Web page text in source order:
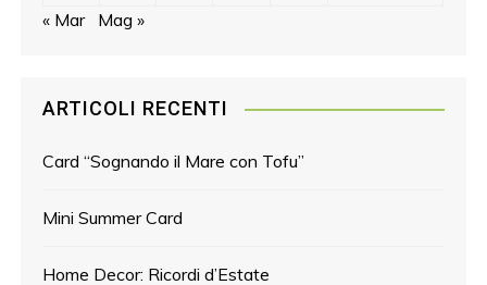
« Mar
Mag »
ARTICOLI RECENTI
Card “Sognando il Mare con Tofu”
Mini Summer Card
Home Decor: Ricordi d’Estate